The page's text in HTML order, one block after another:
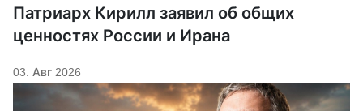
Патриарх Кирилл заявил об общих
ценностях России и Ирана
03. Авг 2026